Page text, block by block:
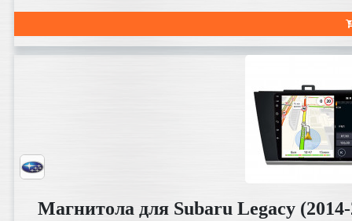
Магнитола для Subaru Legacy